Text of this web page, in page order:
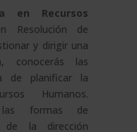
en
Recursos
Resolución de
y dirigir una
conocerás las
de planificar la
Humanos.
las formas de
de la dirección